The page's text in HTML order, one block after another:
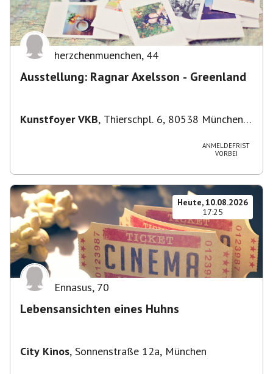
herzchenmuenchen, 44
Ausstellung: Ragnar Axelsson - Greenland
Kunstfoyer VKB, Thierschpl. 6, 80538 München,
ANMELDEFRIST
VORBEI
Heute, 10.08.2026
17:25
Ennasus, 70
Lebensansichten eines Huhns
City Kinos, Sonnenstraße 12a, München